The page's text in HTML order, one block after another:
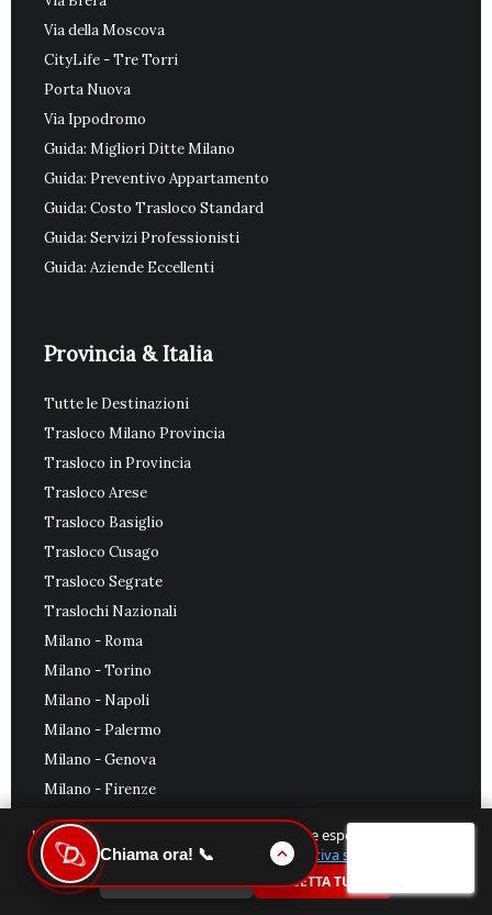
Via della Moscova
CityLife - Tre Torri
Porta Nuova
Via Ippodromo
Guida: Migliori Ditte Milano
Guida: Preventivo Appartamento
Guida: Costo Trasloco Standard
Guida: Servizi Professionisti
Guida: Aziende Eccellenti
Provincia & Italia
Tutte le Destinazioni
Trasloco Milano Provincia
Trasloco in Provincia
Trasloco Arese
Trasloco Basiglio
Trasloco Cusago
Trasloco Segrate
Traslochi Nazionali
Milano - Roma
Milano - Torino
Milano - Napoli
Milano - Palermo
Milano - Genova
Milano - Firenze
Milano - Bari
Milano - Catania
Milano - Cagliari
Utilizziamo i cookie per garantirti la migliore esperienza sul nostro
sito. Scopri di più nella nostra
Informativa sulla Privacy
SOLO NECESSARI ACCETTA TUTTI
Chiama ora! 📞